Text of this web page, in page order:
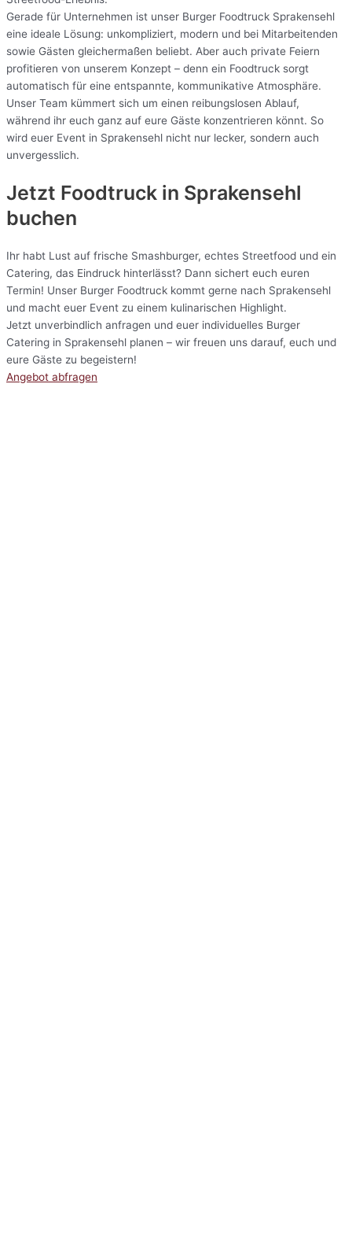
Gerade für Unternehmen ist unser Burger Foodtruck Sprakensehl
eine ideale Lösung: unkompliziert, modern und bei Mitarbeitenden
sowie Gästen gleichermaßen beliebt. Aber auch private Feiern
profitieren von unserem Konzept – denn ein Foodtruck sorgt
automatisch für eine entspannte, kommunikative Atmosphäre.
Unser Team kümmert sich um einen reibungslosen Ablauf,
während ihr euch ganz auf eure Gäste konzentrieren könnt. So
wird euer Event in Sprakensehl nicht nur lecker, sondern auch
unvergesslich.
Jetzt Foodtruck in Sprakensehl
buchen
Ihr habt Lust auf frische Smashburger, echtes Streetfood und ein
Catering, das Eindruck hinterlässt? Dann sichert euch euren
Termin! Unser Burger Foodtruck kommt gerne nach Sprakensehl
und macht euer Event zu einem kulinarischen Highlight.
Jetzt unverbindlich anfragen und euer individuelles Burger
Catering in Sprakensehl planen – wir freuen uns darauf, euch und
eure Gäste zu begeistern!
Angebot abfragen